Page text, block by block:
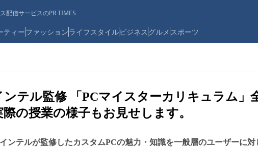
配信サービスのPR TIMES
ティーファッションライフスタイルビジネス グルメ スポーツ
ンテル監修 「PCマイスターカリキュラム」
際の授業の様子もお見せします。
ンテルが監修したカスタムPCの魅力・知識を一般層のユーザーに